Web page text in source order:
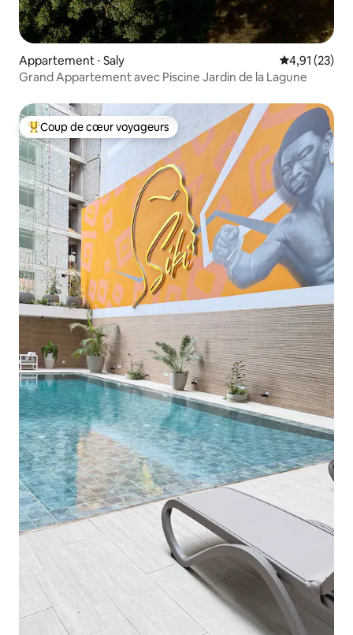
Appartement ⋅ Saly Évaluation
4,91 (23)
Grand Appartement avec Piscine Jardin de la Lagune
Coups de cœur voyageurs les plus appréciés
Coup de cœur voyageurs